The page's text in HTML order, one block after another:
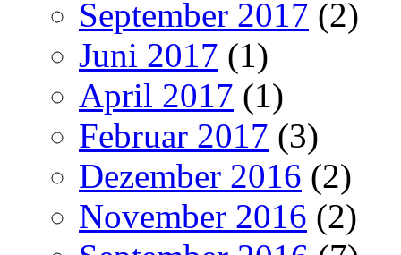
September 2017 (2)
Juni 2017 (1)
April 2017 (1)
Februar 2017 (3)
Dezember 2016 (2)
November 2016 (2)